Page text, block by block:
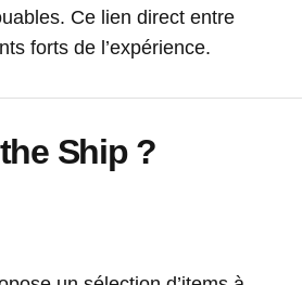
Ce lien direct entre
forts de l’expérience.
Ship ?